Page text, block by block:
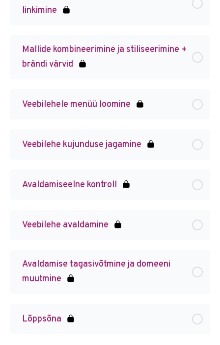
linkimine
Mallide kombineerimine ja stiliseerimine +
brändi värvid
Veebilehele menüü loomine
Veebilehe kujunduse jagamine
Avaldamiseelne kontroll
Veebilehe avaldamine
Avaldamise tagasivõtmine ja domeeni
muutmine
Lõppsõna